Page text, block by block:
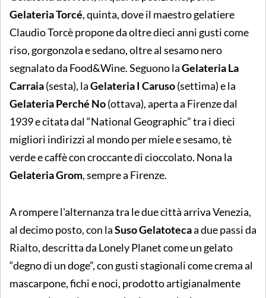
Gelateria Torcé, quinta, dove il maestro gelatiere
Claudio Torcè propone da oltre dieci anni gusti come
riso, gorgonzola e sedano, oltre al sesamo nero
segnalato da Food&Wine. Seguono laGelateria La
Carraia(sesta), laGelateria I Caruso(settima) e la
Gelateria Perché No(ottava), aperta a Firenze dal
1939 e citata dal “National Geographic” tra i dieci
migliori indirizzi al mondo per miele e sesamo, tè
verde e caffè con croccante di cioccolato. Nona la
Gelateria Grom, sempre a Firenze.
A rompere l'alternanza tra le due città arriva Venezia,
al decimo posto, con laSuso Gelatotecaa due passi da
Rialto, descritta da Lonely Planet come un gelato
“degno di un doge”, con gusti stagionali come crema al
mascarpone, fichi e noci, prodotto artigianalmente